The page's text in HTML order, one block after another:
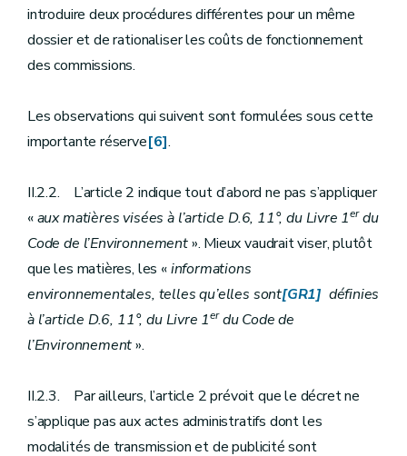
introduire deux procédures différentes pour un même
dossier et de rationaliser les coûts de fonctionnement
des commissions.
Les observations qui suivent sont formulées sous cette
importante réserve[6].
II.2.2. L’article 2 indique tout d’abord ne pas s’appliquer
«aux matières visées à l’article D.6, 11°, du Livre 1erdu
Code de l’Environnement». Mieux vaudrait viser, plutôt
que les matières, les «informations
environnementales, telles qu’elles sont[GR1] définies
à l’article D.6, 11°, du Livre 1erdu Code de
l’Environnement».
II.2.3. Par ailleurs, l’article 2 prévoit que le décret ne
s’applique pas aux actes administratifs dont les
modalités de transmission et de publicité sont